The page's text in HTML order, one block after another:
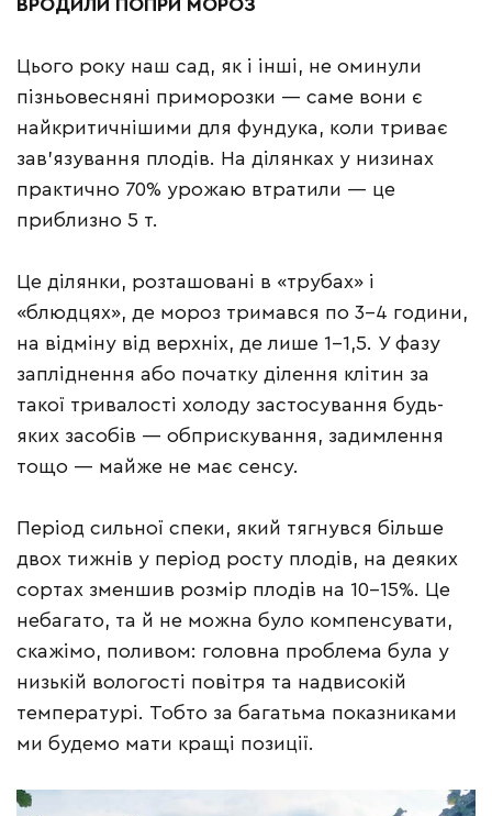
ВРОДИЛИ ПОПРИ МОРОЗ
Цього року наш сад, як і інші, не оминули
пізньовесняні приморозки — саме вони є
найкритичнішими для фундука, коли триває
зав’язування плодів. На ділянках у низинах
практично 70% урожаю втратили — це
приблизно 5 т.
Це ділянки, розташовані в «трубах» і
«блюдцях», де мороз тримався по 3–4 години,
на відміну від верхніх, де лише 1–1,5. У фазу
запліднення або початку ділення клітин за
такої тривалості холоду застосування будь-
яких засобів — обприскування, задимлення
тощо — майже не має сенсу.
Період сильної спеки, який тягнувся більше
двох тижнів у період росту плодів, на деяких
сортах зменшив розмір плодів на 10–15%. Це
небагато, та й не можна було компенсувати,
скажімо, поливом: головна проблема була у
низькій вологості повітря та надвисокій
температурі. Тобто за багатьма показниками
ми будемо мати кращі позиції.